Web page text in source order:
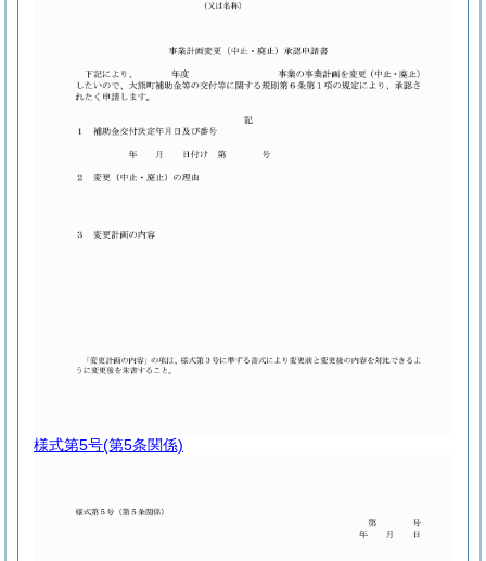
様式第5号(第5条関係)